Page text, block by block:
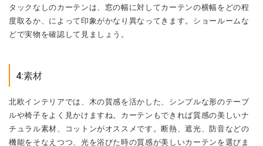
タックなしのカーテンは、窓の幅に対してカーテンの横幅をどの程
度取るか、によって印象がかなり異なってきます。ショールームな
どで実物を確認して見ましょう。
4:素材
北欧インテリアでは、木の質感を活かした、シンプルな形のテーブ
ルや椅子をよく見かけますね。カーテンもできれば質感の美しいナ
チュラル素材、コットンがオススメです。断熱、遮光、防音などの
機能をそなえつつ、光を浴びた時の質感が美しいカーテンを選びま